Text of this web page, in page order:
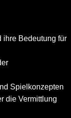
ihre Bedeutung für
Spielkonzepten
die Vermittlung